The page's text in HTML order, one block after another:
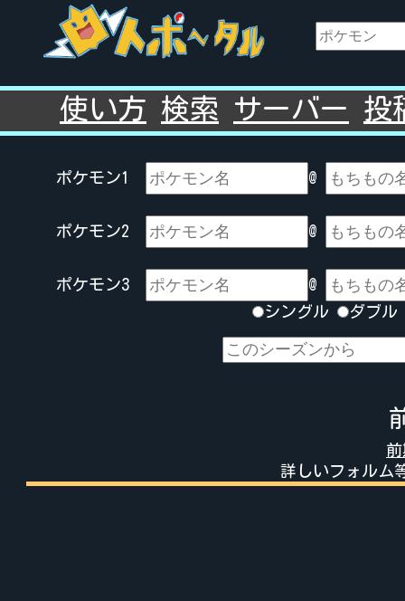
使い方 検索 サーバー 投
ポケモン1 @
ポケモン2 @
ポケモン3
@
シングル
ダブル
詳しいフォルム